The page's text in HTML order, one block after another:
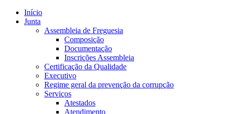
Início
Junta
Assembleia de Freguesia
Composição
Documentação
Inscrições Assembleia
Certificação da Qualidade
Executivo
Regime geral da prevenção da corrupção
Serviços
Atestados
Atendimento